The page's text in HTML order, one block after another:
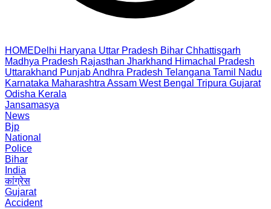
HOMEDelhi Haryana Uttar Pradesh Bihar Chhattisgarh
Madhya Pradesh Rajasthan Jharkhand Himachal Pradesh
Uttarakhand PunjabAndhra Pradesh Telangana Tamil Nadu
Karnataka Maharashtra Assam West Bengal Tripura Gujarat
Odisha Kerala
Jansamasya
News
Bjp
National
Police
Bihar
India
कांग्रेस
Gujarat
Accident